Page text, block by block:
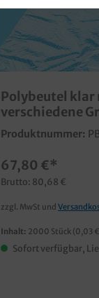
Polybeutel
verschiedene
Produktnummer:
67,80 €*
Brutto: 80,68 €
zzgl. MwSt und
Inhalt: 2000 Stück (0,03
Sofort verfügbar,